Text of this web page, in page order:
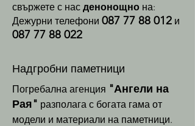
свържете с нас денонощно на:
Дежурни телефони 087 77 88 012 и
087 77 88 022
Надгробни паметници
Погребална агенция "Ангели на
Рая" разполага с богата гама от
модели и материали на паметници.